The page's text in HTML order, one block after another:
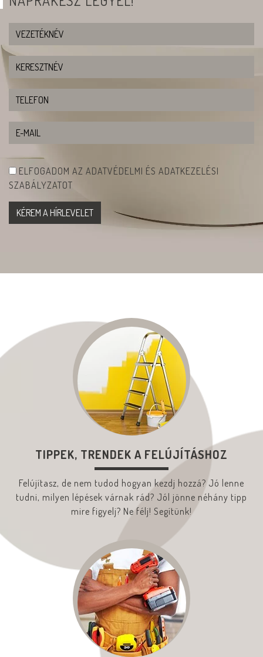
ELFOGADOM AZ ADATVÉDELMI ÉS ADATKEZELÉSI
SZABÁLYZATOT
TIPPEK, TRENDEK A FELÚJÍTÁSHOZ
Felújítasz, de nem tudod hogyan kezdj hozzá? Jó lenne
tudni, milyen lépések várnak rád? Jól jönne néhány tipp
mire figyelj? Ne félj! Segítünk!